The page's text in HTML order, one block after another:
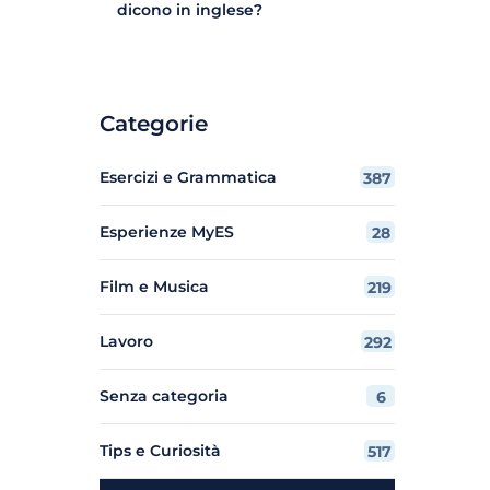
dicono in inglese?
Categorie
Esercizi e Grammatica 387
Esperienze MyES 28
Film e Musica 219
Lavoro 292
Senza categoria 6
Tips e Curiosità 517